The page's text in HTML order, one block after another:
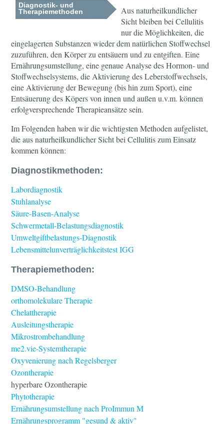
Diagnostik- und
Therapiemethoden
Aus naturheilkundlicher
Sicht bleiben bei Cellulitis
nur die Möglichkeiten, die
eingelagerten Substanzen wieder dem natürlichen Stoffwechsel
zuzuführen, den Körper zu entsäuern und zu entgiften. Eine
Ernährungsumstellung, eine genaue Analyse des Hormon- und
Stoffwechselsystems, die Aktivierung des Leberstoffwechsels,
eine Aktivierung der Bewegung (bis hin zum Sport), eine
Entsäuerung des Köpers von innen und außen u.v.m. können
erfolgversprechende Therapieansätze sein.
Im Folgenden haben wir die wichtigsten Methoden aufgelistet,
die aus naturheilkundlicher Sicht bei Cellulitis zum Einsatz
kommen können:
Diagnostikmethoden:
Labordiagnostik
Stuhlanalyse
Säure-Basen-Analyse
Schwermetall-Belastungsdiagnostik
Umweltgiftbelastungs-Diagnostik
Lebensmittelunverträglichkeitstest IGG
Therapiemethoden:
DMSO-Behandlung
orthomolekulare Therapie
Chelattherapie
Ausleitungstherapie
Mikrostrombehandlung
me2.vie-Systemtherapie
Oxyvenierung nach Regelsberger
Ozontherapie
hyperbare Ozontherapie
Phytotherapie
Ernährungsumstellung nach ProImmun M
Ernährungsprogramm "gesund & aktiv"